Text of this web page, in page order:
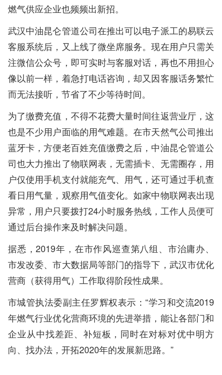
燃气供应企业也频频出新招。
武汉中油昆仑管道公司在推出可以电子派工的易联云
客服系统后，又上线了微坐席服务。现在用户只需关
注微信公众号，即可实时与客服对话，再也不用担心
像以前一样，着急打电话咨询，却又因客服话务繁忙
而无法接听，节省了不少等待时间。
为了缴费充值，不得不花费大量时间往返营业厅，这
也是不少用户面临的用气难题。在市天然气公司推出
蓝牙卡，方便老百姓充值缴费之后，中油昆仑管道公
司也大力推出了物联网表，无需插卡、无需圈存，用
户仅使用手机支付就能充气、用气，还可通过手机查
看日用气量，观察用气值变化。如家中物联网表出现
异常，用户只要拨打24小时服务热线，工作人员便可
通过后台操作来及时解决问题。
据悉，2019年，在市作风巡查第八组、市治庸办、
市发改委、市大数据局等部门的指导下，武汉市优化
营商（获得用气）工作取得阶段性成果。
市城管执法委副主任罗辉权表示：“学习和交流2019
年燃气行业优化营商环境的先进举措，能让各部门和
企业从中找差距、补短板，同时在对标对优中明方
向、找办法，开拓2020年的发展新思路。”